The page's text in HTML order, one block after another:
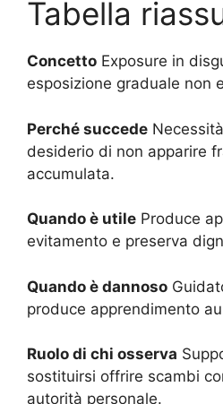
Tabella
Concetto Exposure in
esposizione graduale non
Perché succede
desiderio di non apparire
accumulata.
Quando è utile Produce
evitamento e preserva
Quando è dannoso
produce apprendimento
Ruolo di chi osserva
sostituirsi offrire scambi
autorità personale.